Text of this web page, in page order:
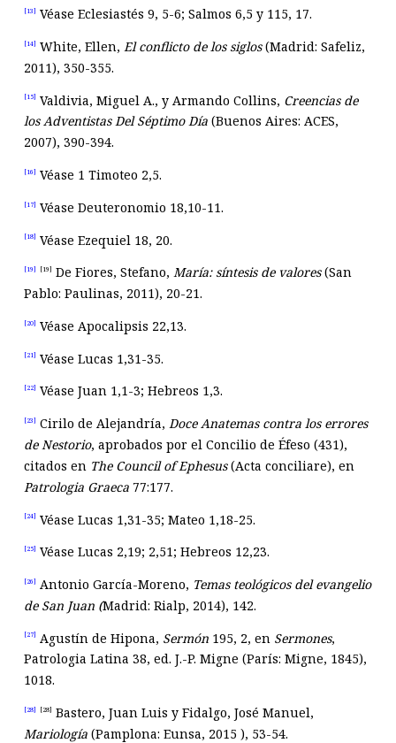
[13] Véase Eclesiastés 9, 5-6; Salmos 6,5 y 115, 17.
[14] White, Ellen, El conflicto de los siglos(Madrid: Safeliz,
2011), 350-355.
[15] Valdivia, Miguel A., y Armando Collins, Creencias de
los Adventistas Del Séptimo Día(Buenos Aires: ACES,
2007), 390-394.
[16] Véase 1 Timoteo 2,5.
[17] Véase Deuteronomio 18,10-11.
[18] Véase Ezequiel 18, 20.
[19] [19] De Fiores, Stefano, María: síntesis de valores(San
Pablo: Paulinas, 2011), 20-21.
[20] Véase Apocalipsis 22,13.
[21] Véase Lucas 1,31-35.
[22] Véase Juan 1,1-3; Hebreos 1,3.
[23] Cirilo de Alejandría, Doce Anatemas contra los errores
de Nestorio, aprobados por el Concilio de Éfeso (431),
citados en The Council of Ephesus(Acta conciliare), en
Patrologia Graeca77:177.
[24] Véase Lucas 1,31-35; Mateo 1,18-25.
[25] Véase Lucas 2,19; 2,51; Hebreos 12,23.
[26] Antonio García-Moreno, Temas teológicos del evangelio
de San Juan (Madrid: Rialp, 2014), 142.
[27] Agustín de Hipona, Sermón195, 2, en Sermones,
Patrologia Latina 38, ed. J.-P. Migne (París: Migne, 1845),
1018.
[28] [28]
Bastero, Juan Luis y Fidalgo, José Manuel,
Mariología (Pamplona: Eunsa, 2015 ), 53-54.